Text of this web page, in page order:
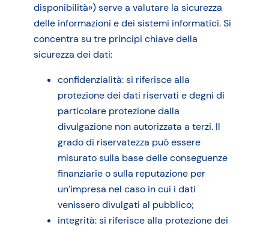
disponibilità») serve a valutare la sicurezza
delle informazioni e dei sistemi informatici. Si
concentra su tre principi chiave della
sicurezza dei dati:
confidenzialità: si riferisce alla
protezione dei dati riservati e degni di
particolare protezione dalla
divulgazione non autorizzata a terzi. Il
grado di riservatezza può essere
misurato sulla base delle conseguenze
finanziarie o sulla reputazione per
un’impresa nel caso in cui i dati
venissero divulgati al pubblico;
integrità: si riferisce alla protezione dei